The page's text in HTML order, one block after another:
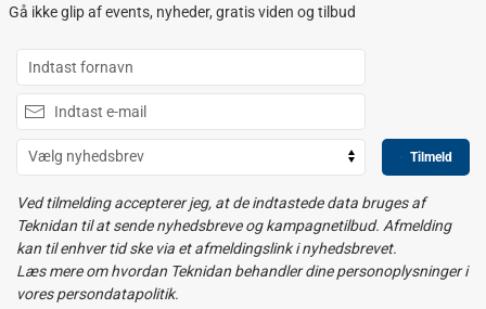
Gå ikke glip af events, nyheder, gratis viden og tilbud
Tilmeld
Ved tilmelding accepterer jeg, at de indtastede data bruges af
Teknidan til at sende nyhedsbreve og kampagnetilbud. Afmelding
kan til enhver tid ske via et afmeldingslink i nyhedsbrevet.
Læs mere om hvordan Teknidan behandler dine personoplysninger i
vores persondatapolitik.